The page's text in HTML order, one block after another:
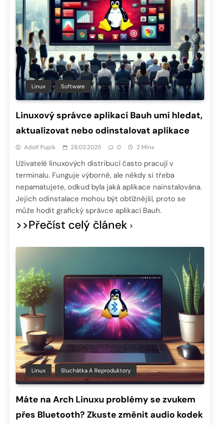
Linux Software
Linuxový správce aplikací Bauh umí hledat,
aktualizovat nebo odinstalovat aplikace
Adolf Pupík 28.03.2025 0 2 Mins
Uživatelé linuxových distribucí často pracují v
terminalu. Funguje výborně, ale někdy si třeba
nepamatujete, odkud byla jaká aplikace nainstalována.
Jejich odinstalace mohou být obtížnější, proto se
může hodit grafický správce aplikací Bauh.
>>Přečíst celý článek
Linux Sluchátka A Reproduktory
Máte na Arch Linuxu problémy se zvukem
přes Bluetooth? Zkuste změnit audio kodek